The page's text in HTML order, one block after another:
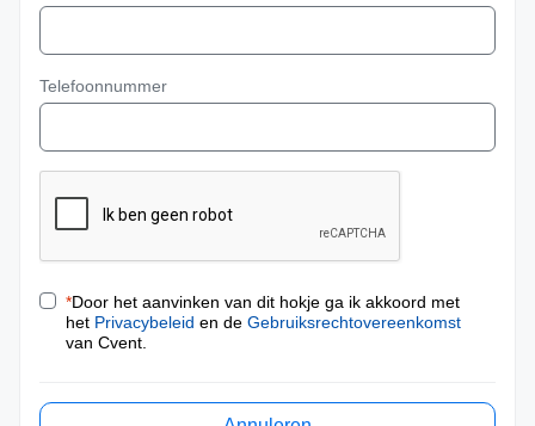
Telefoonnummer
*Door het aanvinken van dit hokje ga ik akkoord met
het Privacybeleid en de Gebruiksrechtovereenkomst
van Cvent.